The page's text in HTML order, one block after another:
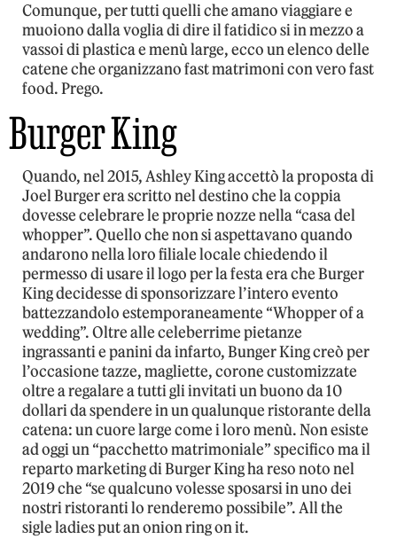
Comunque, per tutti quelli che amano viaggiare e
muoiono dalla voglia di dire il fatidico si in mezzo a
vassoi di plastica e menù large, ecco un elenco delle
catene che organizzano fast matrimoni con vero fast
food. Prego.
Burger King
Quando, nel 2015, Ashley King accettò la proposta di
Joel Burger era scritto nel destino che la coppia
dovesse celebrare le proprie nozze nella “casa del
whopper”. Quello che non si aspettavano quando
andarono nella loro filiale locale chiedendo il
permesso di usare il logo per la festa era che Burger
King decidesse di sponsorizzare l’intero evento
battezzandolo estemporaneamente “Whopper of a
wedding”. Oltre alle celeberrime pietanze
ingrassanti e panini da infarto, Bunger King creò per
l’occasione tazze, magliette, corone customizzate
oltre a regalare a tutti gli invitati un buono da 10
dollari da spendere in un qualunque ristorante della
catena: un cuore large come i loro menù. Non esiste
ad oggi un “pacchetto matrimoniale” specifico ma il
reparto marketing di Burger King ha reso noto nel
2019 che “se qualcuno volesse sposarsi in uno dei
nostri ristoranti lo renderemo possibile”. All the
sigle ladies put an onion ring on it.